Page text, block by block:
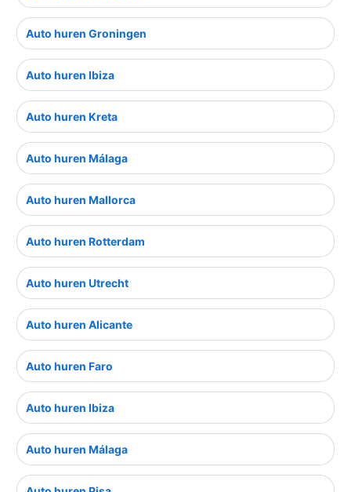
Auto huren Groningen
Auto huren Ibiza
Auto huren Kreta
Auto huren Málaga
Auto huren Mallorca
Auto huren Rotterdam
Auto huren Utrecht
Auto huren Alicante
Auto huren Faro
Auto huren Ibiza
Auto huren Málaga